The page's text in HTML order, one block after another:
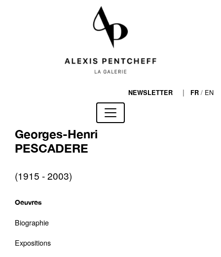
NEWSLETTER | FR / EN
Georges-Henri
PESCADERE
(1915 - 2003)
Oeuvres
Biographie
Expositions